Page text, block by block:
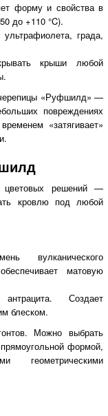
форму и свойства в
до +110 °C).
града,
крыши любой
черепицы «Руфшилд» —
повреждениях
«затягивает»
цветовых решений —
кровлю под любой
вулканического
матовую
Создает
блеском.
Можно выбрать
формой,
геометрическими